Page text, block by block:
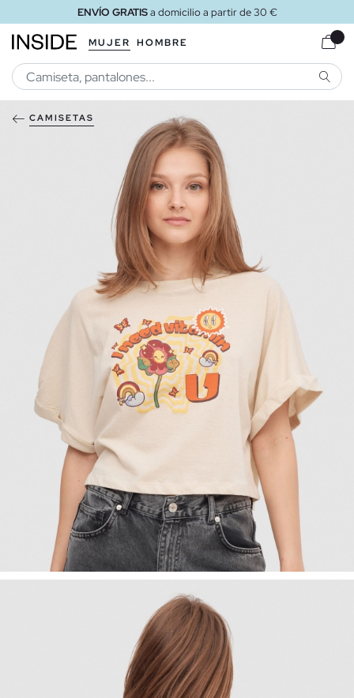
ENVÍO GRATISa domicilio a partir de 30 €
MUJER HOMBRE
CAMISETAS